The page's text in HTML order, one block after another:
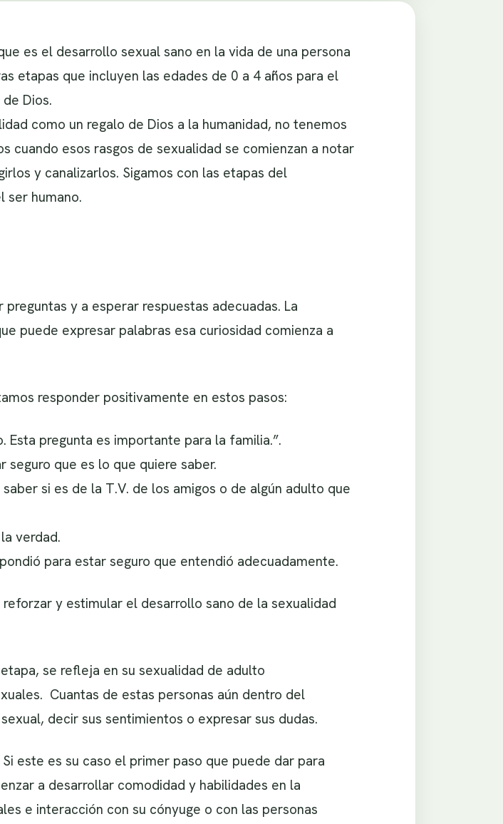
es el desarrollo sexual sano en la vida de una persona
etapas que incluyen las edades de 0 a 4 años para el
Dios.
como un regalo de Dios a la humanidad, no tenemos
cuando esos rasgos de sexualidad se comienzan a notar
y canalizarlos. Sigamos con las etapas del
ser humano.
y a esperar respuestas adecuadas. La
puede expresar palabras esa curiosidad comienza a
responder positivamente en estos pasos:
Esta pregunta es importante para la familia.”.
que es lo que quiere saber.
si es de la T.V. de los amigos o de algún adulto que
verdad.
para estar seguro que entendió adecuadamente.
y estimular el desarrollo sano de la sexualidad
se refleja en su sexualidad de adulto
Cuantas de estas personas aún dentro del
decir sus sentimientos o expresar sus dudas.
este es su caso el primer paso que puede dar para
a desarrollar comodidad y habilidades en la
e interacción con su cónyuge o con las personas